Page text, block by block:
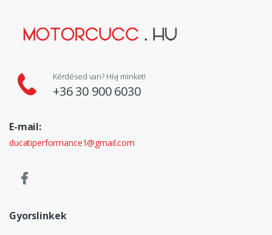
Kérdésed van? Hívj minket!
+36 30 900 6030
E-mail:
ducatiperformance1@gmail.com
Gyorslinkek